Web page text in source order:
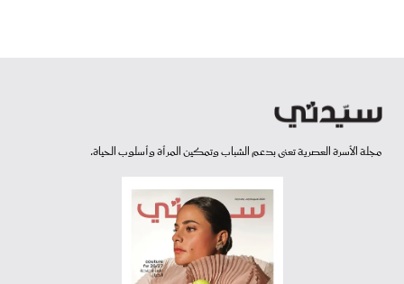
مجلة الأسرة العصرية تعنى بدعم الشباب وتمكين المرأة وأسلوب الحياة.